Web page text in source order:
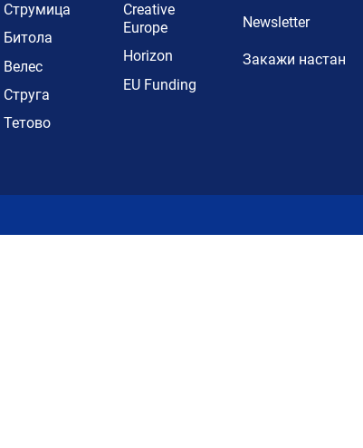
Струмица
Битола
Велес
Струга
Тетово
Creative
Europe
Horizon
EU Funding
Newsletter
Закажи настан